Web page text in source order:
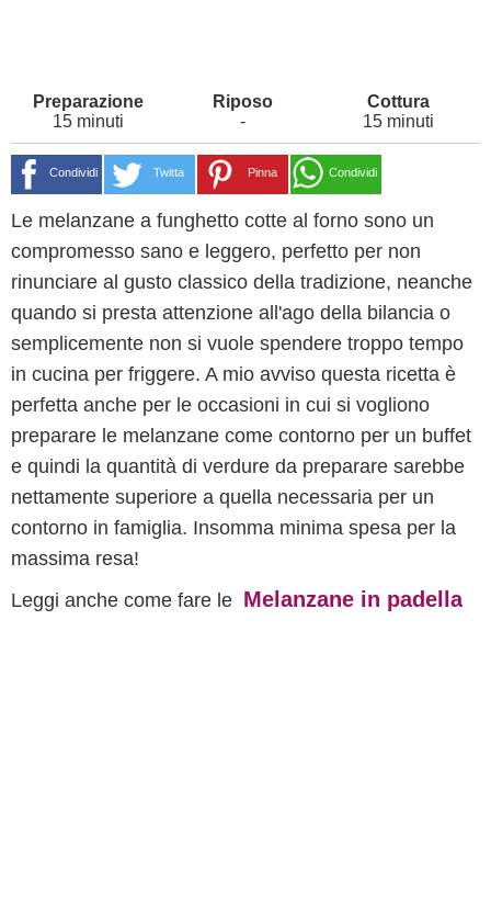
15 minuti - 15 minuti
Condividi Twitta Pinna Condividi
Le melanzane a funghetto cotte al forno sono un
compromesso sano e leggero, perfetto per non
rinunciare al gusto classico della tradizione, neanche
quando si presta attenzione all'ago della bilancia o
semplicemente non si vuole spendere troppo tempo
in cucina per friggere. A mio avviso questa ricetta è
perfetta anche per le occasioni in cui si vogliono
preparare le melanzane come contorno per un buffet
e quindi la quantità di verdure da preparare sarebbe
nettamente superiore a quella necessaria per un
contorno in famiglia. Insomma minima spesa per la
massima resa!
Leggi anche come fare le Melanzane in padella